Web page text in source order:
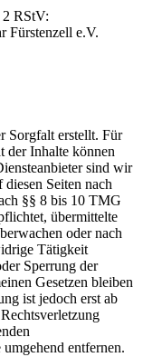
RStV:
Fürstenzell e.V.
Sorgfalt erstellt. Für
der Inhalte können
sind wir
Seiten nach
§§ 8 bis 10 TMG
übermittelte
oder nach
Tätigkeit
Sperrung der
Gesetzen bleiben
ist jedoch erst ab
entfernen.